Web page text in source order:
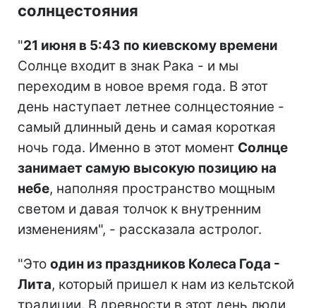
солнцестояния
"21 июня в 5:43 по киевскому времени
Солнце входит в знак Рака - и мы
переходим в новое время года. В этот
день наступает летнее солнцестояние -
самый длинный день и самая короткая
ночь года. Именно в этот момент Солнце
занимает самую высокую позицию на
небе, наполняя пространство мощным
светом и давая толчок к внутренним
изменениям", - рассказала астролог.
"Это один из праздников Колеса Года -
Лита, который пришел к нам из кельтской
традиции. В древности в этот день люди